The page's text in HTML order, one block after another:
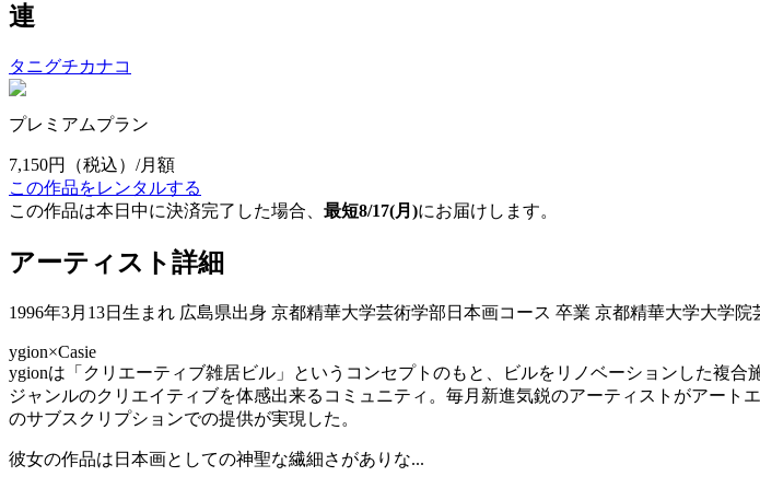
連
タニグチカナコ
プレミアムプラン
7,150円
（税込）/月額
この作品をレンタルする
この作品は本日中に決済完了した場合、 最短8/17(月)にお届けします。
アーティスト詳細
1996年3月13日生まれ 広島県出身 京都精華大学芸術学部日本画コース 卒業 京都精華大学大学
ygion×Casie
ygionは「クリエーティブ雑居ビル」というコンセプトのもと、ビルをリノベーションした複
ジャンルのクリエイティブを体感出来るコミュニティ。毎月新進気鋭のアーティストがアー
のサブスクリプションでの提供が実現した。
彼女の作品は日本画としての神聖な繊細さがありな...